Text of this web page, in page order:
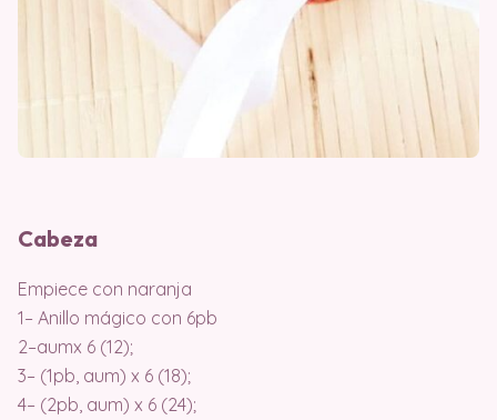
Cabeza
Empiece con naranja
1– Anillo mágico con 6pb
2–aumx 6 (12);
3– (1pb, aum) x 6 (18);
4– (2pb, aum) x 6 (24);